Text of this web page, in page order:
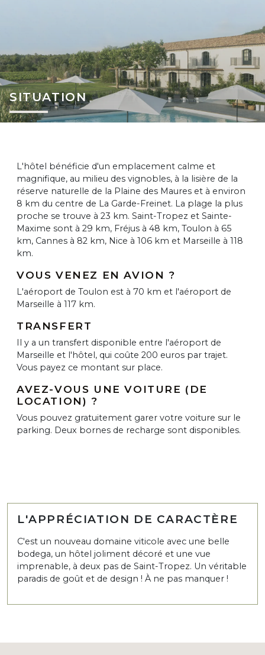
SITUATION
L'hôtel bénéficie d'un emplacement calme et
magnifique, au milieu des vignobles, à la lisière de la
réserve naturelle de la Plaine des Maures et à environ
8 km du centre de La Garde-Freinet. La plage la plus
proche se trouve à 23 km. Saint-Tropez et Sainte-
Maxime sont à 29 km, Fréjus à 48 km, Toulon à 65
km, Cannes à 82 km, Nice à 106 km et Marseille à 118
km.
VOUS VENEZ EN AVION ?
L'aéroport de Toulon est à 70 km et l'aéroport de
Marseille à 117 km.
TRANSFERT
Il y a un transfert disponible entre l'aéroport de
Marseille et l'hôtel, qui coûte 200 euros par trajet.
Vous payez ce montant sur place.
AVEZ-VOUS UNE VOITURE (DE
LOCATION) ?
Vous pouvez gratuitement garer votre voiture sur le
parking. Deux bornes de recharge sont disponibles.
L'APPRÉCIATION DE CARACTÈRE
C'est un nouveau domaine viticole avec une belle
bodega, un hôtel joliment décoré et une vue
imprenable, à deux pas de Saint-Tropez. Un véritable
paradis de goût et de design ! À ne pas manquer !